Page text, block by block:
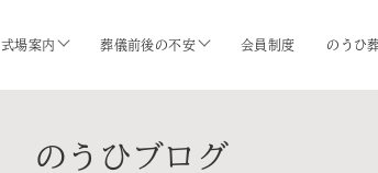
式場案内 葬儀前後の不安 会員制度 のうひ
のうひブログ